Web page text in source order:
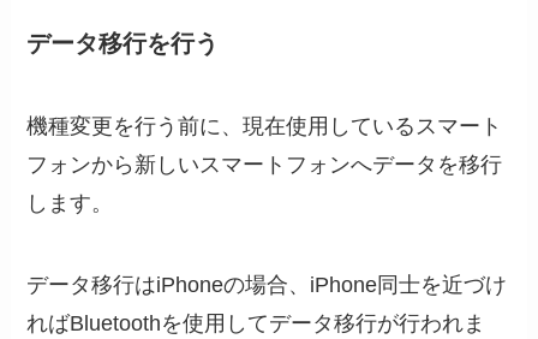
データ移行を行う
機種変更を行う前に、現在使用しているスマート
フォンから新しいスマートフォンへデータを移行
します。
データ移行はiPhoneの場合、iPhone同士を近づけ
ればBluetoothを使用してデータ移行が行われま